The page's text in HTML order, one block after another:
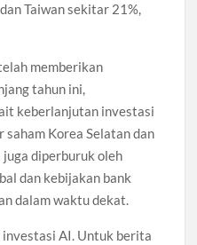
Taiwan sekitar 21%,
memberikan
tahun ini,
keberlanjutan investasi
saham Korea Selatan dan
diperburuk oleh
dan kebijakan bank
dalam waktu dekat.
AI. Untuk berita